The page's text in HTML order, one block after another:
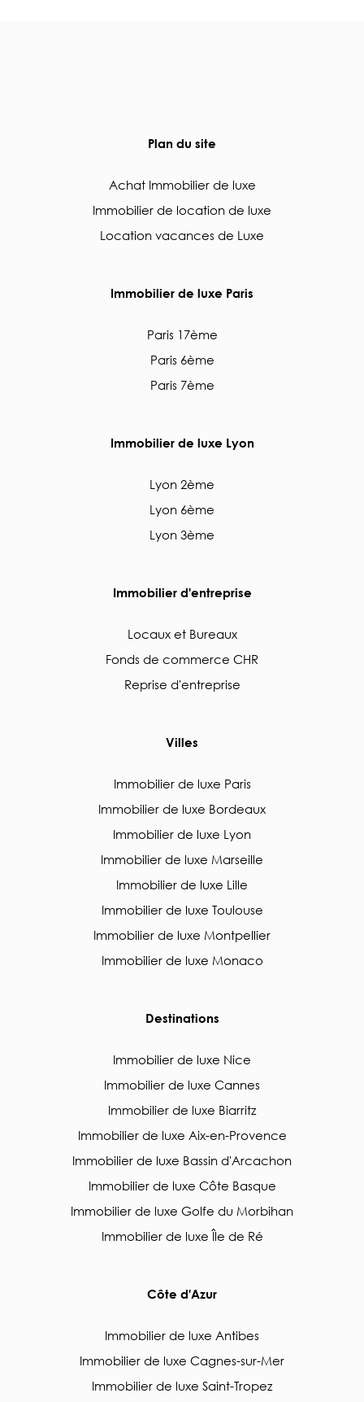
Plan du site
Achat Immobilier de luxe
Immobilier de location de luxe
Location vacances de Luxe
Immobilier de luxe Paris
Paris 17ème
Paris 6ème
Paris 7ème
Immobilier de luxe Lyon
Lyon 2ème
Lyon 6ème
Lyon 3ème
Immobilier d'entreprise
Locaux et Bureaux
Fonds de commerce CHR
Reprise d'entreprise
Villes
Immobilier de luxe Paris
Immobilier de luxe Bordeaux
Immobilier de luxe Lyon
Immobilier de luxe Marseille
Immobilier de luxe Lille
Immobilier de luxe Toulouse
Immobilier de luxe Montpellier
Immobilier de luxe Monaco
Destinations
Immobilier de luxe Nice
Immobilier de luxe Cannes
Immobilier de luxe Biarritz
Immobilier de luxe Aix-en-Provence
Immobilier de luxe Bassin d'Arcachon
Immobilier de luxe Côte Basque
Immobilier de luxe Golfe du Morbihan
Immobilier de luxe Île de Ré
Côte d'Azur
Immobilier de luxe Antibes
Immobilier de luxe Cagnes-sur-Mer
Immobilier de luxe Saint-Tropez